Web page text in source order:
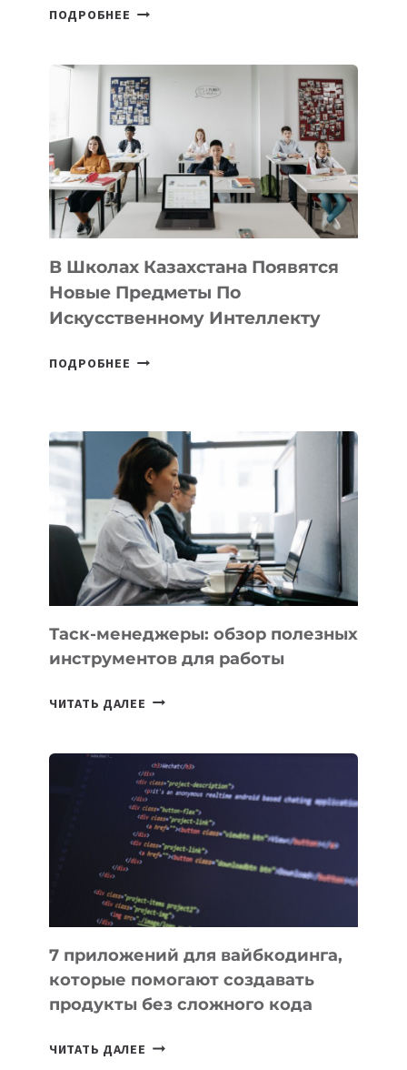
ПОДРОБНЕЕ ОТКРЫТ
DEAL
VELOCITY
BY
MOST
—
МЕЖДУНАРОДНУЮ
ПРОГРАММУ
ДЛЯ
ТЕХНОЛОГИЧЕСКИХ
В Школах Казахстана Появятся
Новые Предметы По
Искусственному Интеллекту
ПОДРОБНЕЕ
НОВЫЕ
ПРЕДМЕТЫ
ПО
ИСКУССТВЕННОМУ
ИНТЕЛЛЕКТУ
Таск-менеджеры: обзор полезных
инструментов для работы
ЧИТАТЬ ДАЛЕЕ ТАСК-
ПОЛЕЗНЫХ
ИНСТРУМЕНТОВ
ДЛЯ
РАБОТЫ
7 приложений для вайбкодинга,
которые помогают создавать
продукты без сложного кода
ЧИТАТЬ ДАЛЕЕ 7